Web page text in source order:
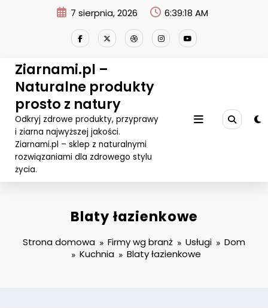
7 sierpnia, 2026 6:39:18 AM
Ziarnami.pl –
Naturalne produkty
prosto z natury
Odkryj zdrowe produkty, przyprawy
i ziarna najwyższej jakości.
Ziarnami.pl – sklep z naturalnymi
rozwiązaniami dla zdrowego stylu
życia.
Blaty łazienkowe
Strona domowa Firmy wg branż Usługi
Dom
Kuchnia
Blaty łazienkowe